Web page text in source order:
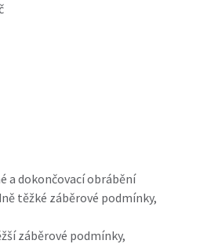
a dokončovací obrábění
těžké záběrové podmínky,
záběrové podmínky,